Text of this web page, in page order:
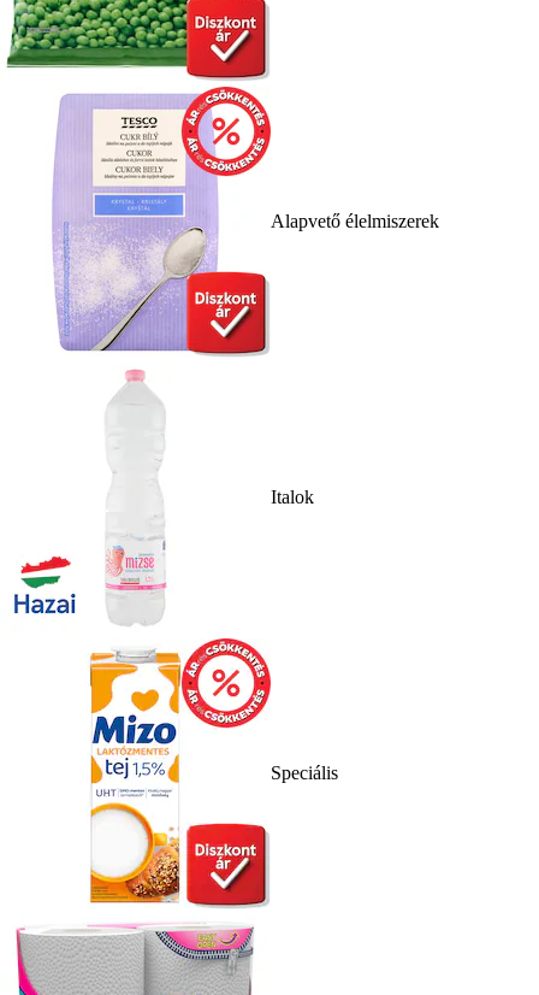
Alapvető élelmiszerek
Italok
Speciális